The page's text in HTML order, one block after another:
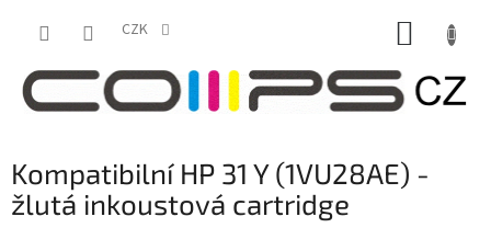
CZK
Kompatibilní HP 31 Y (1VU28AE) -
žlutá inkoustová cartridge